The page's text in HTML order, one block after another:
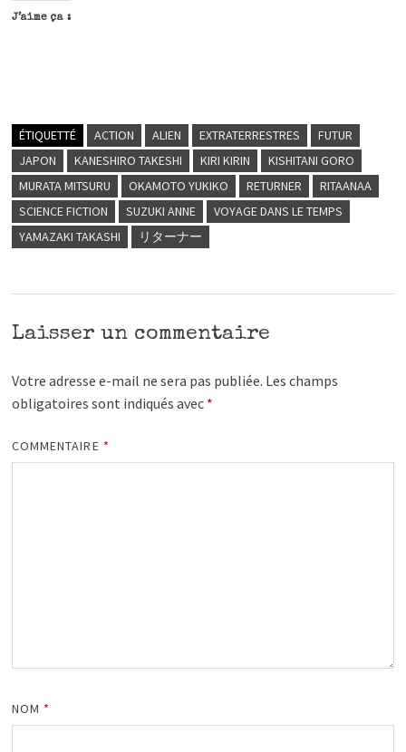
J’aime ça :
ÉTIQUETTÉ ACTION ALIEN EXTRATERRESTRES
FUTUR
JAPON
KANESHIRO TAKESHI KIRI KIRIN
KISHITANI GORO
MURATA MITSURU
OKAMOTO YUKIKO RETURNER
RITAANAA
SCIENCE FICTION
SUZUKI ANNE
VOYAGE DANS LE TEMPS
YAMAZAKI TAKASHI
リターナー
Laisser un commentaire
Votre adresse e-mail ne sera pas publiée. Les champs
obligatoires sont indiqués avec *
COMMENTAIRE *
NOM *